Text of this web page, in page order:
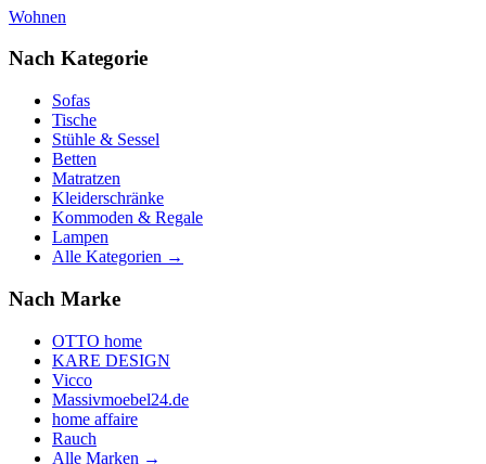
Wohnen
Nach Kategorie
Sofas
Tische
Stühle & Sessel
Betten
Matratzen
Kleiderschränke
Kommoden & Regale
Lampen
Alle Kategorien →
Nach Marke
OTTO home
KARE DESIGN
Vicco
Massivmoebel24.de
home affaire
Rauch
Alle Marken →